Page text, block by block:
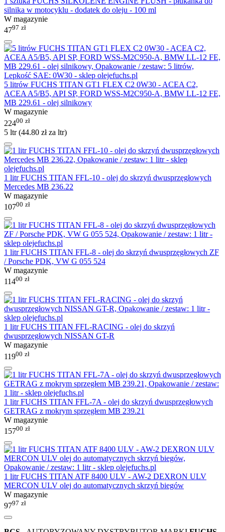
silnika w motocyklu - dodatek do oleju - 100 ml
W magazynie
4797 zł
5 litrów FUCHS TITAN GT1 FLEX C2 0W30 - ACEA C2,
ACEA A5/B5, API SP, FORD WSS-M2C950-A, BMW LL-12 FE,
MB 229.61 - olej silnikowy
W magazynie
22400 zł
5 ltr (44.80 złza ltr)
1 litr FUCHS TITAN FFL-10 - olej do skrzyń dwusprzęgłowych
Mercedes MB 236.22
W magazynie
10700 zł
1 litr FUCHS TITAN FFL-8 - olej do skrzyń dwusprzęgłowych ZF
/ Porsche PDK, VW G 055 524
W magazynie
11400 zł
1 litr FUCHS TITAN FFL-RACING - olej do skrzyń
dwusprzęgłowych NISSAN GT-R
W magazynie
11900 zł
1 litr FUCHS TITAN FFL-7A - olej do skrzyń dwusprzęgłowych
GETRAG z mokrym sprzęgłem MB 239.21
W magazynie
15700 zł
1 litr FUCHS TITAN ATF 8400 ULV - AW-2 DEXRON ULV
MERCON ULV olej do automatycznych skrzyń biegów
W magazynie
9797 zł